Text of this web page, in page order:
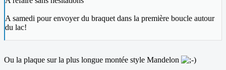
A samedi pour envoyer du braquet dans la première boucle autour
du lac!
Ou la plaque sur la plus longue montée style Mandelon